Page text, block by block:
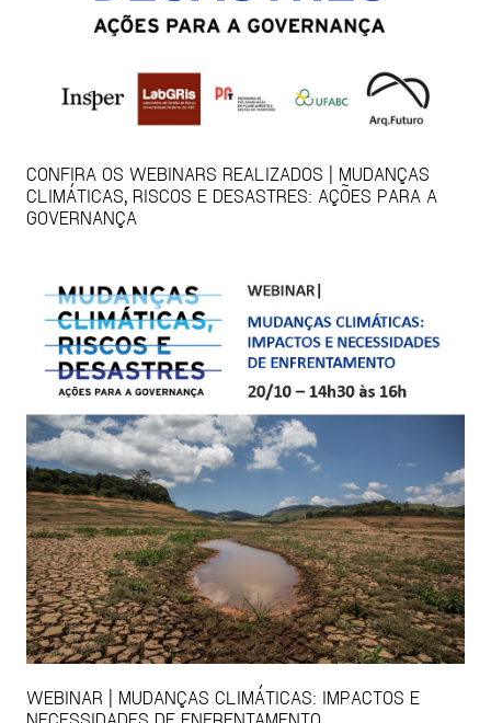
CONFIRA OS WEBINARS REALIZADOS | MUDANÇAS
CLIMÁTICAS, RISCOS E DESASTRES: AÇÕES PARA A
GOVERNANÇA
WEBINAR | MUDANÇAS CLIMÁTICAS: IMPACTOS E
NECESSIDADES DE ENFRENTAMENTO